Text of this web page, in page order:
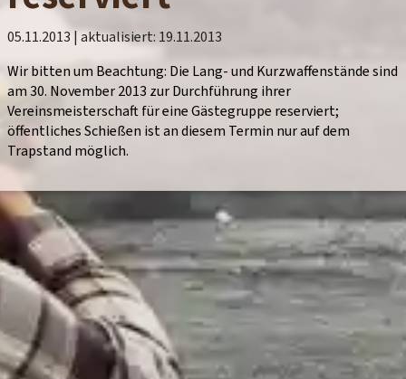
05.11.2013 | aktualisiert: 19.11.2013
Wir bitten um Beachtung: Die Lang- und Kurzwaffenstände sind
am30. November 2013 zur Durchführung ihrer
Vereinsmeisterschaft für eine Gästegruppe reserviert;
öffentliches Schießen ist an diesem Termin nur auf dem
Trapstand möglich.